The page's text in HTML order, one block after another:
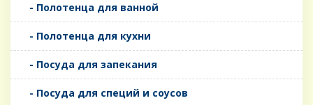
- Полотенца для ванной
- Полотенца для кухни
- Посуда для запекания
- Посуда для специй и соусов